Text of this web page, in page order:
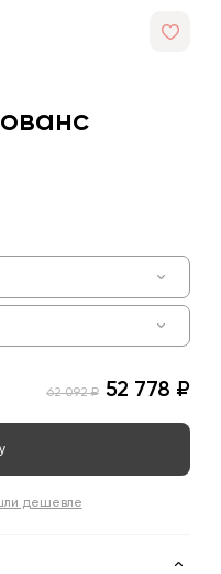
62 092 ₽ 52 778 ₽
дешевле